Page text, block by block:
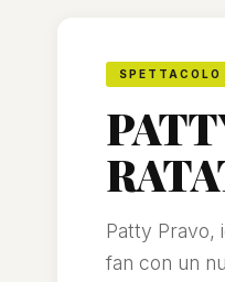
SPETTACOLO
Patty Pravo,
fan con un